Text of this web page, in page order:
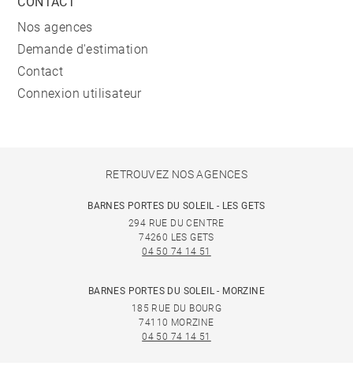
Nos agences
Demande d'estimation
Contact
Connexion utilisateur
RETROUVEZ NOS AGENCES
BARNES PORTES DU SOLEIL - LES GETS
294 RUE DU CENTRE
74260 LES GETS
04 50 74 14 51
BARNES PORTES DU SOLEIL - MORZINE
185 RUE DU BOURG
74110 MORZINE
04 50 74 14 51